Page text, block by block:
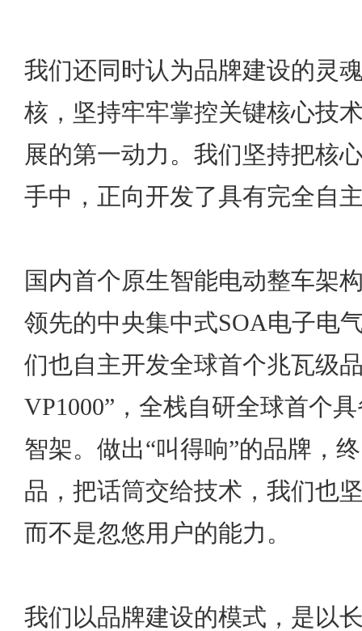
我们还同时认为品牌建设的灵
核，坚持牢牢掌控关键核心技
展的第一动力。我们坚持把核
手中，正向开发了具有完全自
国内首个原生智能电动整车架
领先的中央集中式SOA电子电
们也自主开发全球首个兆瓦级
VP1000”，全栈自研全球首个
智架。做出“叫得响”的品牌，
品，把话筒交给技术，我们也
而不是忽悠用户的能力。
我们以品牌建设的模式，是以